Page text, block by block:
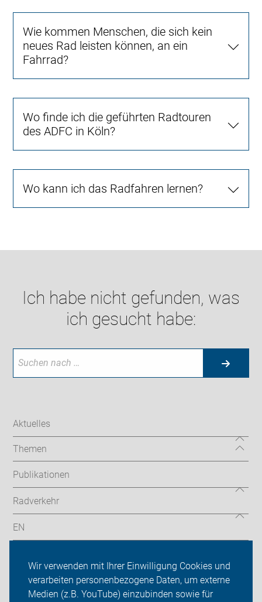
Wir verwenden mit Ihrer Einwilligung Cookies und
verarbeiten personenbezogene Daten, um externe
Medien (z.B. YouTube) einzubinden sowie für
Wie kommen Menschen, die sich kein
neues Rad leisten können, an ein
Fahrrad?
Wo finde ich die geführten Radtouren
des ADFC in Köln?
Wo kann ich das Radfahren lernen?
Ich habe nicht gefunden, was
ich gesucht habe:
Aktuelles
Themen
Publikationen
Radverkehr
EN
ADFC Köln